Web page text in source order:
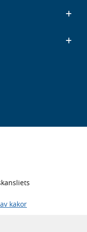
kakor